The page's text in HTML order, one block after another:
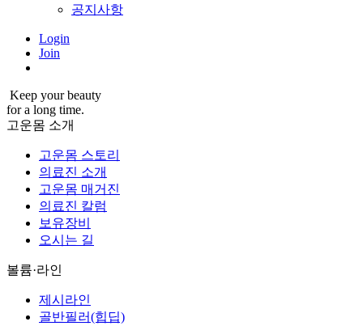
공지사항
Login
Join
Keep your beauty
for a long time.
고운몸 소개
고운몸 스토리
의료진 소개
고운몸 매거진
의료진 칼럼
보유장비
오시는 길
볼륨·라인
제시라인
골반필러(힙딥)